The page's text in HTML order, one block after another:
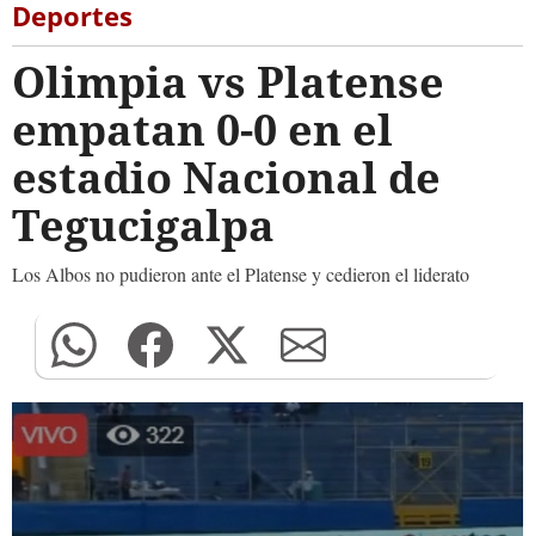
Deportes
Olimpia vs Platense
empatan 0-0 en el
estadio Nacional de
Tegucigalpa
Los Albos no pudieron ante el Platense y cedieron el liderato
0
seconds
of
0
seconds